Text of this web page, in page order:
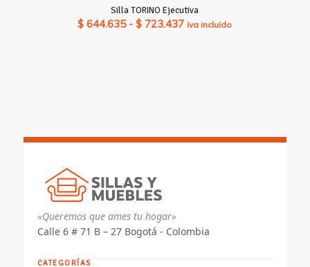
Silla TORINO Ejecutiva
$ 644.635 - $ 723.437Rango
iva incluido
«Queremos que ames tu hogar»
Calle 6 # 71 B – 27 Bogotá - Colombia
CATEGORÍAS